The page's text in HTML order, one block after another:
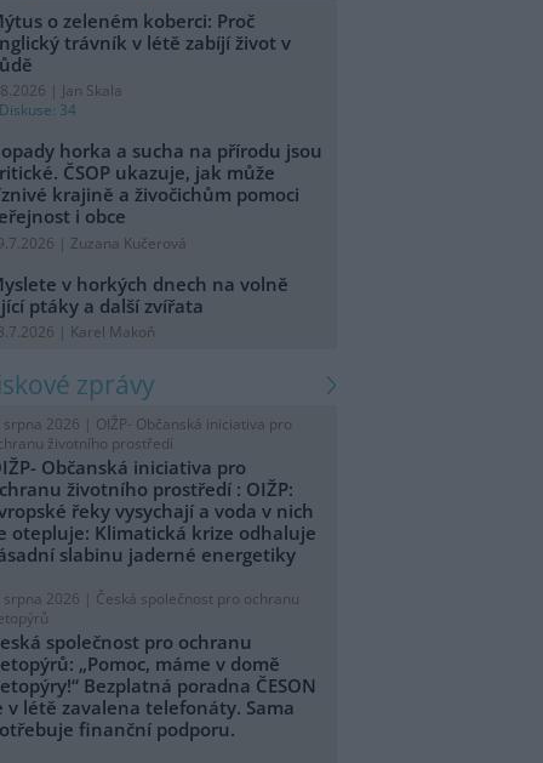
o zeleném koberci: Proč
trávník v létě zabíjí život v
| Jan Skala
Diskuse: 34
horka a sucha na přírodu jsou
ČSOP ukazuje, jak může
krajině a živočichům pomoci
i obce
| Zuzana Kučerová
v horkých dnech na volně
ptáky a další zvířata
| Karel Makoň
zprávy
srpna 2026 | OIŽP- Občanská iniciativa pro
životního prostředí
Občanská iniciativa pro
životního prostředí : OIŽP:
řeky vysychají a voda v nich
otepluje: Klimatická krize odhaluje
slabinu jaderné energetiky
srpna 2026 | Česká společnost pro ochranu
společnost pro ochranu
„Pomoc, máme v domě
Bezplatná poradna ČESON
v létě zavalena telefonáty. Sama
finanční podporu.